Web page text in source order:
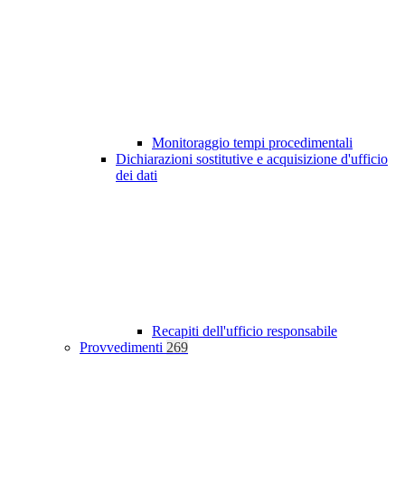
Monitoraggio tempi procedimentali
Dichiarazioni sostitutive e acquisizione d'ufficio
dei dati
Recapiti dell'ufficio responsabile
Provvedimenti 269